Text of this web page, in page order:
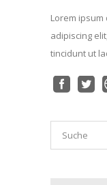
Lorem
adipiscing
tincidunt ut